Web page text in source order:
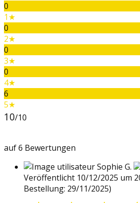
0
1★
0
2★
0
3★
0
4★
6
5★
10/10
auf 6 Bewertungen
Sophie G.
Veröffentlicht 10/12/2025 um
Bestellung: 29/11/2025)